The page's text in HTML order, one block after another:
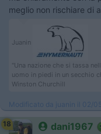
meglio non rischiare di
Juanin
"Una nazione che si tassa
uomo in piedi in un secchio
Winston Churchill
Modificato da juanin il 02/
18 dani1967